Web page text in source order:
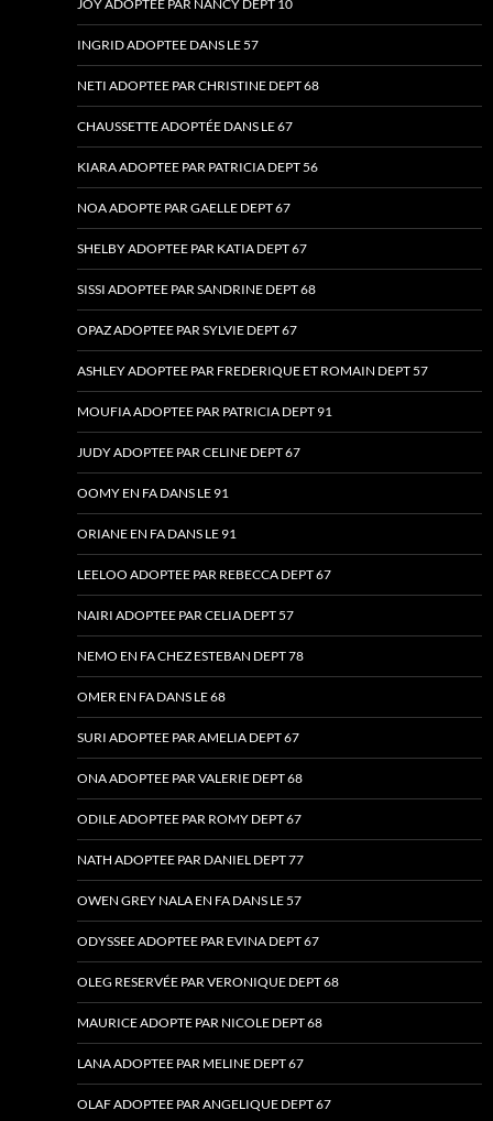
JOY ADOPTEE PAR NANCY DEPT 10
INGRID ADOPTEE DANS LE 57
NETI ADOPTEE PAR CHRISTINE DEPT 68
CHAUSSETTE ADOPTÉE DANS LE 67
KIARA ADOPTEE PAR PATRICIA DEPT 56
NOA ADOPTE PAR GAELLE DEPT 67
SHELBY ADOPTEE PAR KATIA DEPT 67
SISSI ADOPTEE PAR SANDRINE DEPT 68
OPAZ ADOPTEE PAR SYLVIE DEPT 67
ASHLEY ADOPTEE PAR FREDERIQUE ET ROMAIN DEPT 57
MOUFIA ADOPTEE PAR PATRICIA DEPT 91
JUDY ADOPTEE PAR CELINE DEPT 67
OOMY EN FA DANS LE 91
ORIANE EN FA DANS LE 91
LEELOO ADOPTEE PAR REBECCA DEPT 67
NAIRI ADOPTEE PAR CELIA DEPT 57
NEMO EN FA CHEZ ESTEBAN DEPT 78
OMER EN FA DANS LE 68
SURI ADOPTEE PAR AMELIA DEPT 67
ONA ADOPTEE PAR VALERIE DEPT 68
ODILE ADOPTEE PAR ROMY DEPT 67
NATH ADOPTEE PAR DANIEL DEPT 77
OWEN GREY NALA EN FA DANS LE 57
ODYSSEE ADOPTEE PAR EVINA DEPT 67
OLEG RESERVÉE PAR VERONIQUE DEPT 68
MAURICE ADOPTE PAR NICOLE DEPT 68
LANA ADOPTEE PAR MELINE DEPT 67
OLAF ADOPTEE PAR ANGELIQUE DEPT 67